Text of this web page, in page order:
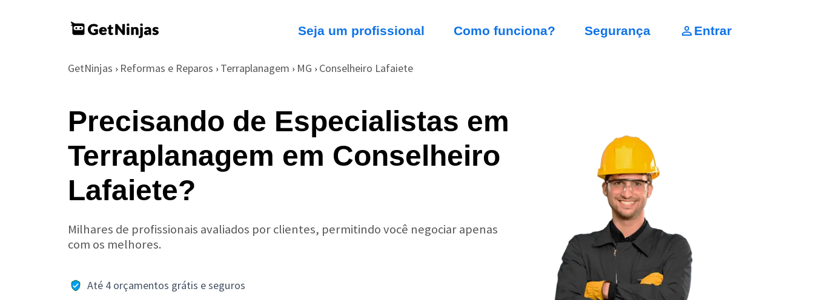
Seja um profissional Como funciona? Segurança Entrar
GetNinjas › Reformas e Reparos › Terraplanagem › MG › Conselheiro Lafaiete
Precisando de Especialistas em
Terraplanagem em Conselheiro
Lafaiete?
Milhares de profissionais avaliados por clientes, permitindo você negociar apenas
com os melhores.
Até 4 orçamentos grátis e seguros